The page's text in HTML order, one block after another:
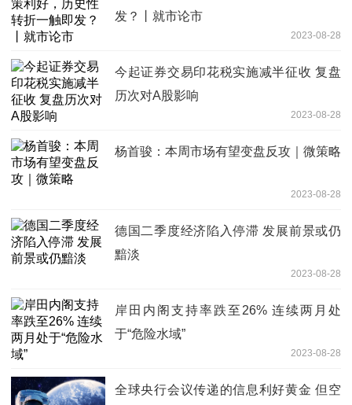
发？丨就市论市
2023-08-28
今起证券交易印花税实施减半征收 复盘
历次对A股影响
2023-08-28
杨首骏：本周市场有望变盘反攻｜微策略
2023-08-28
德国二季度经济陷入停滞 发展前景或仍
黯淡
2023-08-28
岸田内阁支持率跌至26% 连续两月处
于“危险水域”
2023-08-28
全球央行会议传递的信息利好黄金 但空